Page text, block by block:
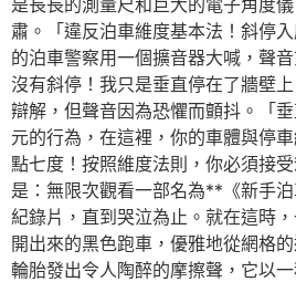
肅。「違反泊車維度基本法！斜停
的泊車警察用一個擴音器大喊，聲
沒有斜停！我只是垂直停在了牆壁
辯解，但聲音因為恐懼而顫抖。「
元的行為，在這裡，你的車體與停
點七度！按照維度法則，你必須接
是：無限次觀看一部名為**《新手
紀錄片，直到哭泣為止。就在這時
開出來的黑色跑車，優雅地從網格
輪胎發出令人陶醉的摩擦聲，它以